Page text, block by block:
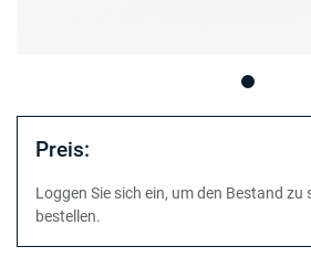
Preis:
Loggen Sie sich ein, um den Bestand zu
bestellen.